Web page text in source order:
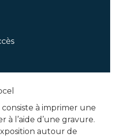
consiste à imprimer une
l’aide d’une gravure.
autour de